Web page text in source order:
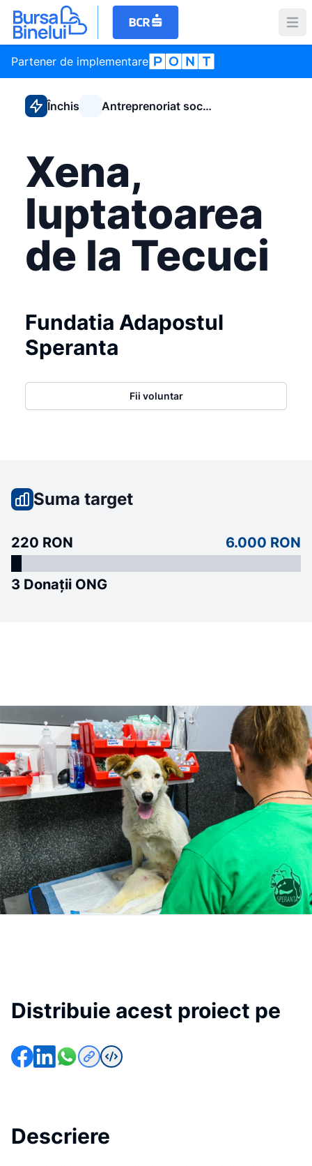
Partener de implementare
Închis Antreprenoriat social
Xena,
luptatoarea
de la Tecuci
Fundatia Adapostul
Speranta
Fii voluntar
Suma target
220 RON 6.000 RON
3 Donații ONG
Distribuie acest proiect pe
Descriere